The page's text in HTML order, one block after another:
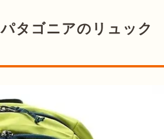
タゴニアのリュック